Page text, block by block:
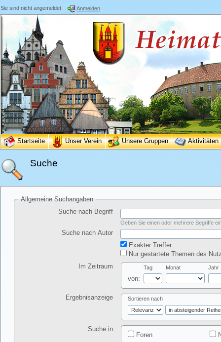
Sie sind nicht angemeldet. Anmelden
Startseite Unser Verein Unsere Gruppen Aktivitäten
Suche
Allgemeine Suchangaben
Suche nach Begriff
Geben Sie einen oder mehrere Begriffe
Suche nach Autor
Exakter Treffer
Nur gestartete Themen des
Im Zeitraum
von:
Tag Monat Jahr
Ergebnisanzeige Sortieren nach
Suche in
Foren